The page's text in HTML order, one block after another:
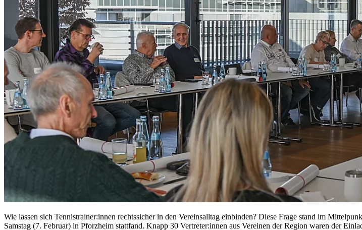
Wie lassen sich Tennistrainer:innen rechtssicher in den Vereinsalltag einbinden? Diese Frage stand im
Samstag (7. Februar) in Pforzheim stattfand. Knapp 30 Vertreter:innen aus Vereinen der Region waren der